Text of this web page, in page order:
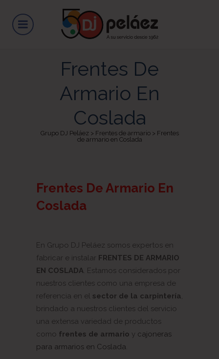
Frentes De
Armario En
Coslada
Grupo DJ Peláez > Frentes de armario> Frentes
de armario en Coslada
Frentes De Armario En
Coslada
En Grupo DJ Peláez somos expertos en
fabricar e instalar FRENTES DE ARMARIO
EN COSLADA. Estamos considerados por
nuestros clientes como una empresa de
referencia en el sector de la carpintería,
brindado a nuestros clientes del servicio
una extensa variedad de productos
como frentes de armario y cajoneras
para armarios en Coslada.